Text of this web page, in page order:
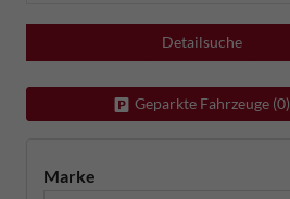
Detailsuche
Geparkte Fahrzeuge (0)
Marke